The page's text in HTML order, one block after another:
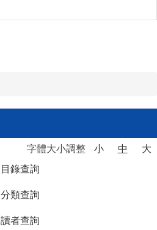
字體大小調整 小 中
大
目錄查詢
分類查詢
讀者查詢